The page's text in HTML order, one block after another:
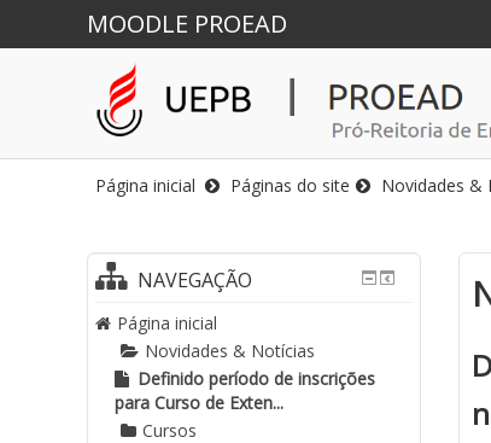
MOODLE PROEAD
Página inicial Páginas do site Novidades &
NAVEGAÇÃO
Página inicial
Novidades & Notícias
Definido período de inscrições
para Curso de Exten...
Cursos